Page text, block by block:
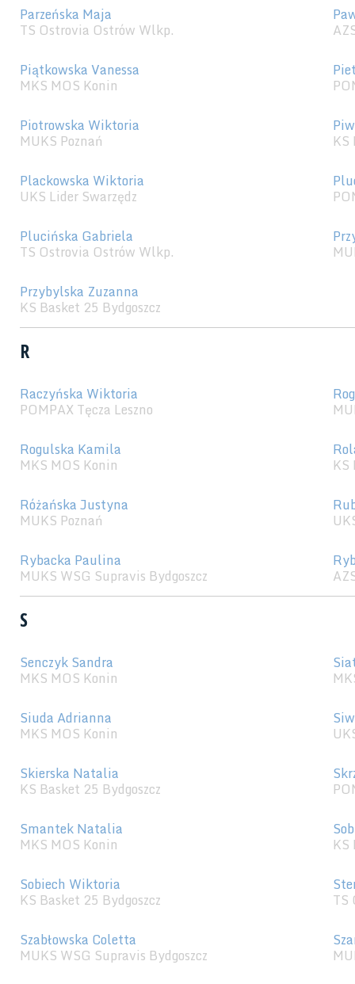
Parzeńska Maja
TS Ostrovia Ostrów Wlkp.
Piątkowska Vanessa
MKS MOS Konin
Piotrowska Wiktoria
MUKS Poznań
KS
Plackowska Wiktoria
UKS Lider Swarzędz
Plucińska Gabriela
TS Ostrovia Ostrów Wlkp.
Przybylska Zuzanna
KS Basket 25 Bydgoszcz
R
Raczyńska Wiktoria
POMPAX Tęcza Leszno
Rogulska Kamila
MKS MOS Konin
KS
Różańska Justyna
MUKS Poznań
Rybacka Paulina
MUKS WSG Supravis Bydgoszcz
S
Senczyk Sandra
MKS MOS Konin
Siuda Adrianna
MKS MOS Konin
Skierska Natalia
KS Basket 25 Bydgoszcz
Smantek Natalia
MKS MOS Konin
KS
Sobiech Wiktoria
KS Basket 25 Bydgoszcz
TS
Szabłowska Coletta
MUKS WSG Supravis Bydgoszcz